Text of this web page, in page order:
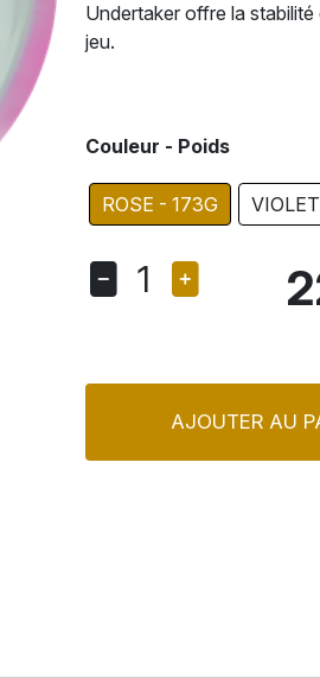
Undertaker offre la
jeu.
Couleur - Poids
ROSE - 173G
1
AJOUTER AU